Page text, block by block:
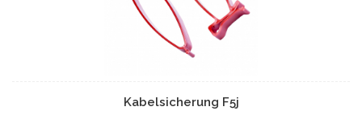
Kabelsicherung F5j